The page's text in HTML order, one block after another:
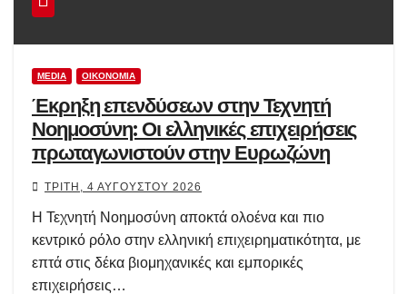
MEDIA ΟΙΚΟΝΟΜΊΑ
Έκρηξη επενδύσεων στην Τεχνητή
Νοημοσύνη: Οι ελληνικές επιχειρήσεις
πρωταγωνιστούν στην Ευρωζώνη
ΤΡΊΤΗ, 4 ΑΥΓΟΎΣΤΟΥ 2026
Η Τεχνητή Νοημοσύνη αποκτά ολοένα και πιο
κεντρικό ρόλο στην ελληνική επιχειρηματικότητα, με
επτά στις δέκα βιομηχανικές και εμπορικές
επιχειρήσεις…